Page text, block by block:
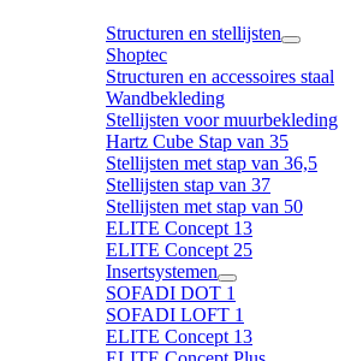
Structuren en stellijsten
Shoptec
Structuren en accessoires staal
Wandbekleding
Stellijsten voor muurbekleding
Hartz Cube Stap van 35
Stellijsten met stap van 36,5
Stellijsten stap van 37
Stellijsten met stap van 50
ELITE Concept 13
ELITE Concept 25
Insertsystemen
SOFADI DOT 1
SOFADI LOFT 1
ELITE Concept 13